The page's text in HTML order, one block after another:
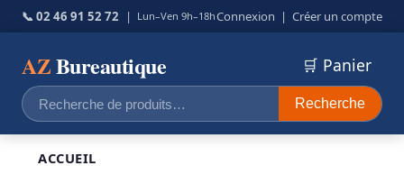
📞 02 46 91 52 72 | Lun–Ven 9h–18hConnexion | Créer un compte
AZBureautique
Recherche
pour :
Recherche
🛒 Panier
ACCUEIL